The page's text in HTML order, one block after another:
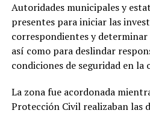
Autoridades municipales y
presentes para iniciar las
correspondientes y determinar
así como para deslindar
condiciones de seguridad en la
La zona fue acordonada
Protección Civil realizaban las